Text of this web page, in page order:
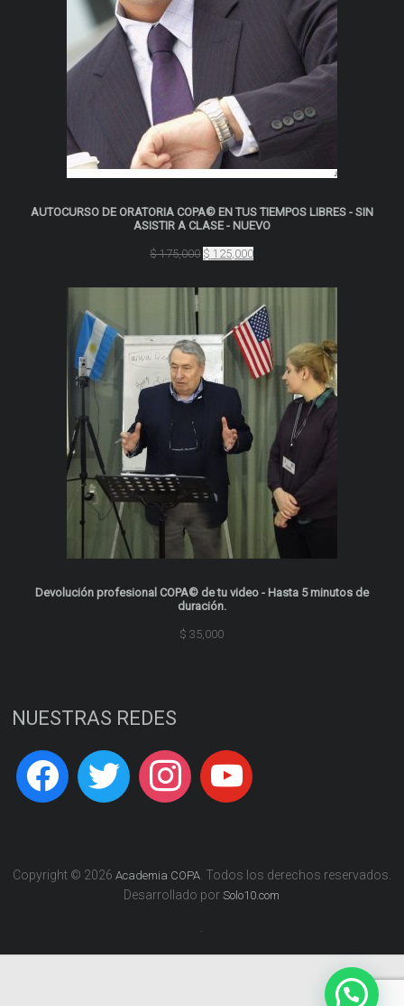
AUTOCURSO DE ORATORIA COPA© EN TUS TIEMPOS LIBRES - SIN
ASISTIR A CLASE - NUEVO
$175,000 El
original
$ 175,000.
$ 125,000El
actual
es:
$ 125,000.
Devolución profesional COPA© de tu video - Hasta 5 minutos de
duración.
$ 35,000
NUESTRAS REDES
Copyright © 2026 Academia COPA. Todos los derechos reservados.
Desarrollado porSolo10.com
.